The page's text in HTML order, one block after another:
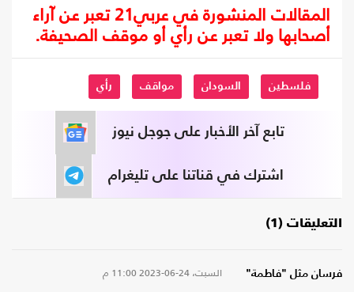
المقالات المنشورة في عربي21 تعبر عن آراء
أصحابها ولا تعبر عن رأي أو موقف الصحيفة.
فلسطين السودان مواقف رأي
تابع آخر الأخبار على جوجل نيوز
اشترك في قناتنا على تليغرام
التعليقات (1)
فرسان مثل "فاطمة" السبت، 24-06-2023 11:00 م